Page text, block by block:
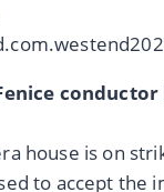
conductor
house is on
to accept the